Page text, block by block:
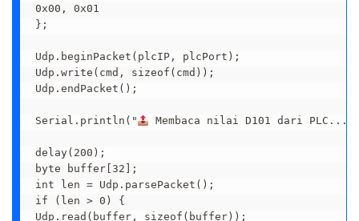
0x00, 0x01
};
Udp.beginPacket(plcIP, plcPort);
Udp.write(cmd, sizeof(cmd));
Udp.endPacket();
Serial.println(" Membaca nilai D101 dari
delay(200);
byte buffer[32];
int len = Udp.parsePacket();
if (len > 0) {
Udp.read(buffer, sizeof(buffer));